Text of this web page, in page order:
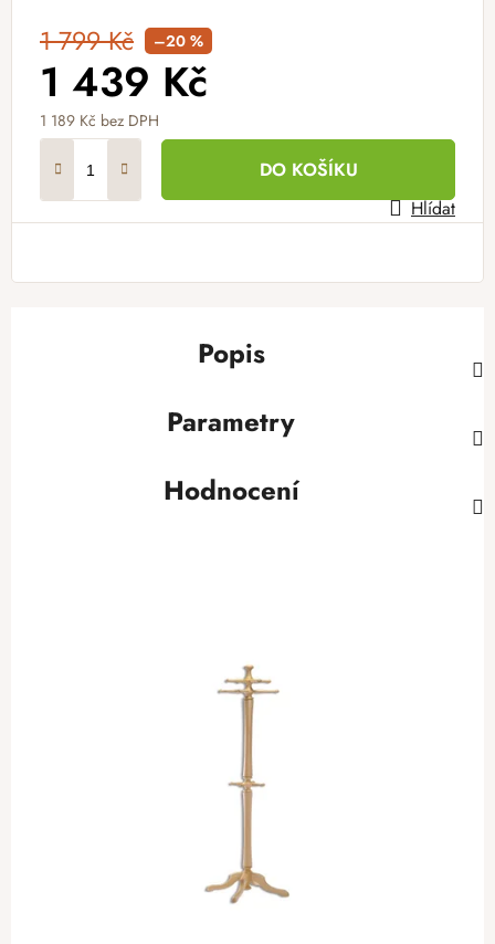
1 799 Kč –20 %
1 439 Kč
1 189 Kč bez DPH
DO KOŠÍKU
Hlídat
Popis
Parametry
Hodnocení